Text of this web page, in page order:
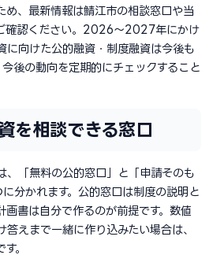
め、最新情報は鯖江市の相談窓口や当
確認ください。2026〜2027年にかけ
に向けた公的融資・制度融資は今後も
後の動向を定期的にチェックすること
を相談できる窓口
、「無料の公的窓口」と「申請そのも
分かれます。公的窓口は制度の説明と
画書は自分で作るのが前提です。数値
えまで一緒に作り込みたい場合は、
。